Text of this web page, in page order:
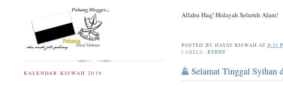
Allahu Haq! Hidayah Seluruh Alam!
POSTED BY HAYAT KISWAH AT 8:11
LABELS: EVENT
Selamat Tinggal Syihan
KALENDAR KISWAH 2019